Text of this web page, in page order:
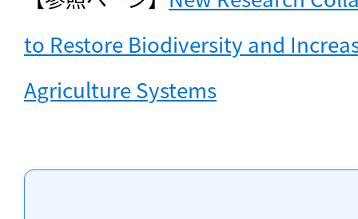
to Restore Biodiversity and
Agriculture Systems